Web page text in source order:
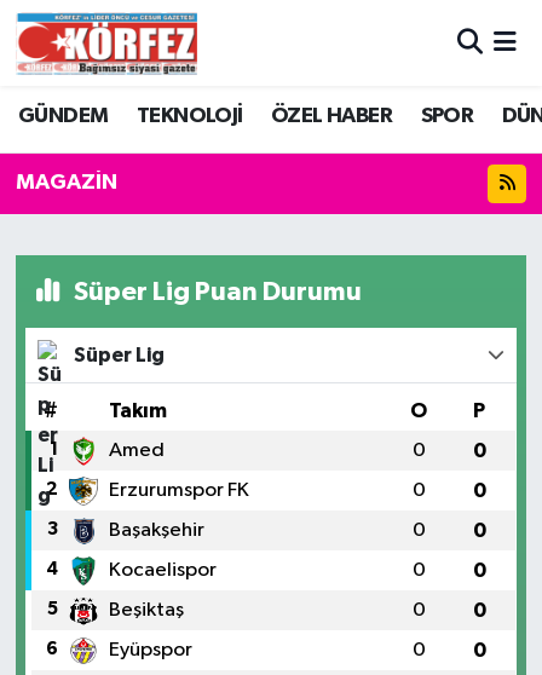
GÜNDEM TEKNOLOJİ ÖZEL HABER SPOR
MAGAZİN
Süper Lig Puan Durumu
Süper Lig
# Takım O P
1 Amed 0 0
2 Erzurumspor FK 0 0
3 Başakşehir 0 0
4 Kocaelispor 0 0
5 Beşiktaş 0 0
6 Eyüpspor 0 0
Trafik Durumu
Süper Lig Puan Durumu ve Fikstür
Tüm Manşetler
Haber Arşivi